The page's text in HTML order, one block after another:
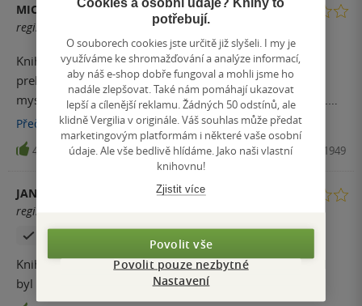
MICHAELA
registrovaný uživatel
Kniha se cte pomerne obtizne, mozna je to jen spatnym
prekladem...nevim. Tezko jsem se behem cteni drzela
myslenkami prave u knihy... Napad dobry, pribeh super.
Jen v originale by se to cetlo lepe, ta stylistika mi absolutne
nesedla.
Přečíst více
4 Kniha, Fobos, 2020, 9788075851949
JANA URSÍKOVÁ
registrovaný uživatel
Zakoupil produkt
Knihu jsem sice dočetla ale byl to boj. Je to škoda,nápad
byl dobrý...
potřebují.
O souborech cookies jste určitě již slyšeli. I my je
využíváme ke shromažďování a analýze informací,
aby náš e-shop dobře fungoval a mohli jsme ho
nadále zlepšovat. Také nám pomáhají ukazovat
lepší a cílenější reklamu. Žádných 50 odstínů, ale
klidně Vergilia v originále. Váš souhlas může předat
marketingovým platformám i některé vaše osobní
údaje. Ale vše bedlivě hlídáme. Jako naši vlastní
knihovnu!
Zjistit více
Povolit vše
Povolit pouze nezbytné
Nastavení